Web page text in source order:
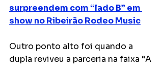
surpreendem com “lado B” em
show no Ribeirão Rodeo Music
Outro ponto alto foi quando a
dupla reviveu a parceria na faixa “A